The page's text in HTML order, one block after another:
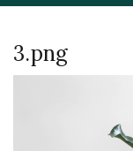
3.png